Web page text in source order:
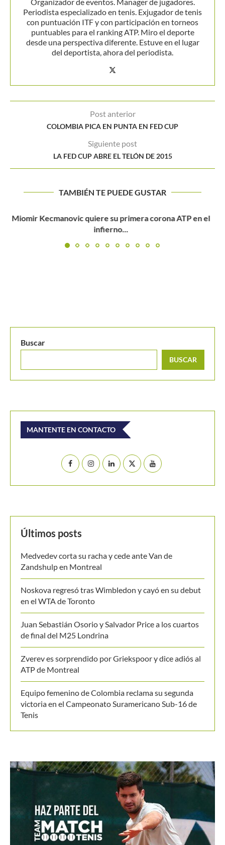
Organizador de eventos. Manager de jugadores.
Periodista especializado en tenis. Exjugador de tenis
con puntuación ITF y con participación en torneos
puntuables para el ranking ATP. Miro el deporte
desde una perspectiva diferente. Estuve en el lugar
del deportista, ahora del periodista.
Post anterior
COLOMBIA PICA EN PUNTA EN FED CUP
Siguiente post
LA FED CUP ABRE EL TELÓN DE 2015
TAMBIÉN TE PUEDE GUSTAR
ATP MOSCÚ, ESTOCOLMO Y BÉLGICA: CUADROS
PRINCIPALES
Buscar
BUSCAR
MANTENTE EN CONTACTO
Últimos posts
Medvedev corta su racha y cede ante Van de
Zandshulp en Montreal
Noskova regresó tras Wimbledon y cayó en su debut
en el WTA de Toronto
Juan Sebastián Osorio y Salvador Price a los cuartos
de final del M25 Londrina
Zverev es sorprendido por Griekspoor y dice adiós al
ATP de Montreal
Equipo femenino de Colombia reclama su segunda
victoria en el Campeonato Suramericano Sub-16 de
Tenis